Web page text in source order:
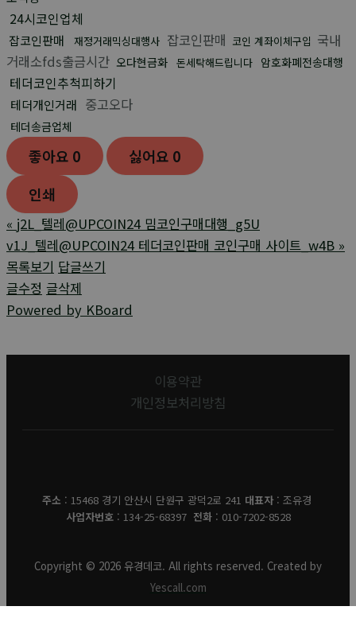
24시코인업체
잡코인판매 재정거래믹싱대행사 잡코인판매 코인 계좌이체구입 국내
거래소fds출금시간 오다현금화 돈세탁해드립니다 암호화폐전송대행
테더코인추척피하기
테더개인거래 중고오다
테더송금업체
좋아요 0 싫어요 0
인쇄
« j2L_텔레@UPCOIN24 밈코인구매대행_g5U
v1J_텔레@UPCOIN24 테더코인판매 코인구매 사이트_w4B »
목록보기 답글쓰기
글수정 글삭제
Powered by KBoard
이용약관
개인정보처리방침
주소 : 15468 경기 안산시 단원구 광덕2로 241 대표자: 조유경
사업자번호: 134-25-68397 전화: 010-7202-8528
Copyright © 2026 유경데코. All rights reserved. Created by
Yescall.com